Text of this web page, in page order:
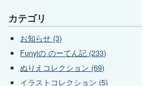
カテゴリ
お知らせ (3)
Funyiの のーてん記 (233)
ぬりえコレクション (69)
イラストコレクション (5)